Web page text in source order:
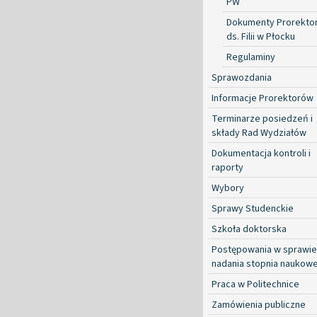
Dokumenty
ds. Filii w Płocku
Regulaminy
Sprawozdania
Informacje Prorektorów
Terminarze posiedzeń i
składy Rad Wydziałów
Dokumentacja kontroli i
raporty
Wybory
Sprawy Studenckie
Szkoła doktorska
Postępowania w sprawie
nadania stopnia
Praca w Politechnice
Zamówienia publiczne